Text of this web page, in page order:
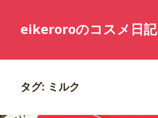
eikeroroのコスメ日記
タグ: ミルク